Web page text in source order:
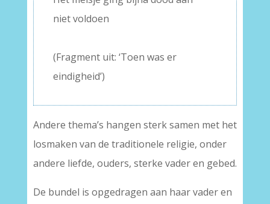
niet voldoen
(Fragment uit: ‘Toen was er
eindigheid’)
Andere thema’s hangen sterk samen met het
losmaken van de traditionele religie, onder
andere liefde, ouders, sterke vader en gebed.
De bundel is opgedragen aan haar vader en